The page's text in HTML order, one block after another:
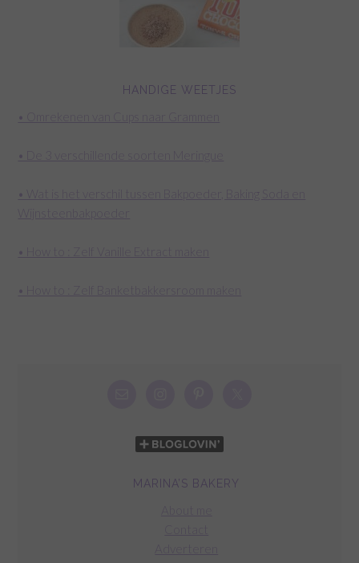
HANDIGE WEETJES
• Omrekenen van Cups naar Grammen
• De 3 verschillende soorten Meringue
• Wat is het verschil tussen Bakpoeder, Baking Soda en
• How to : Zelf Vanille Extract maken
• How to : Zelf Banketbakkersroom maken
MARINA’S BAKERY